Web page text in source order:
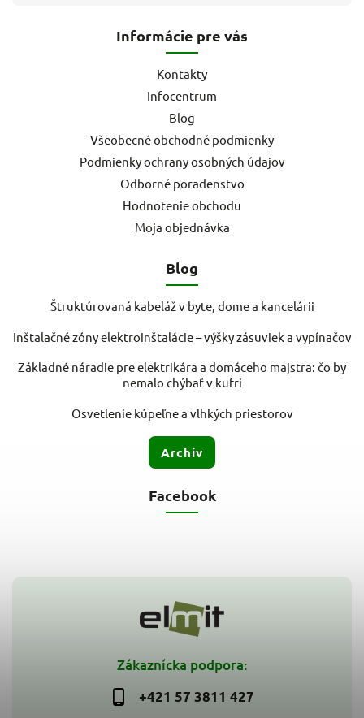
Zákaznícka podpora:
+421 57 3811 427
Informácie pre vás
Kontakty
Infocentrum
Blog
Všeobecné obchodné podmienky
Podmienky ochrany osobných údajov
Odborné poradenstvo
Hodnotenie obchodu
Moja objednávka
Blog
Štruktúrovaná kabeláž v byte, dome a kancelárii
Inštalačné zóny elektroinštalácie – výšky zásuviek a vypínačov
Základné náradie pre elektrikára a domáceho majstra: čo by
nemalo chýbať v kufri
Osvetlenie kúpeľne a vlhkých priestorov
Archív
Facebook